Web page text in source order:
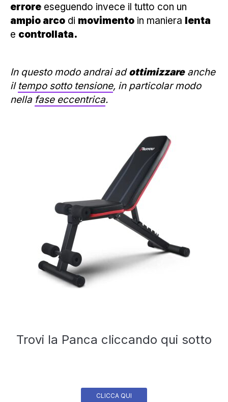
errore eseguendo invece il tutto con un
ampio arco di movimento in maniera lenta
e controllata.
In questo modo andrai adottimizzareanche
il tempo sotto tensione, in particolar modo
nella fase eccentrica.
Trovi la Panca cliccando qui sotto
CLICCA QUI